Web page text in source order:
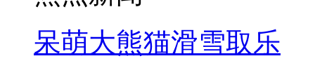
呆萌大熊猫滑雪取乐